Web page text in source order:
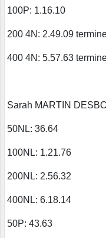
100P: 1.16.10
200 4N: 2.49.09
400 4N: 5.57.63
Sarah MARTIN
50NL: 36.64
100NL: 1.21.76
200NL: 2.56.32
400NL: 6.18.14
50P: 43.63